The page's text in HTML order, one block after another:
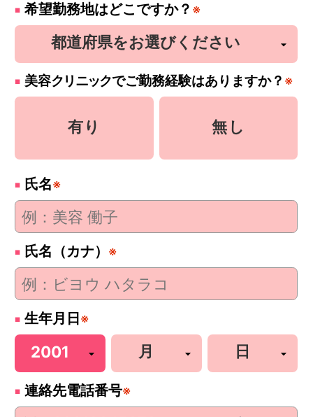
希望勤務地はどこですか？ ※
美容クリニックでご勤務経験はありますか？ ※
有り 無し
氏名※
氏名（カナ） ※
生年月日 ※
連絡先電話番号※